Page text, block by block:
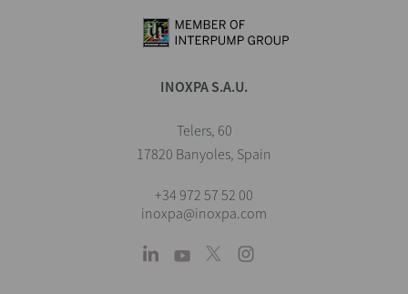
INOXPA S.A.U.
Telers, 60
17820 Banyoles, Spain
+34 972 57 52 00
inoxpa@inoxpa.com